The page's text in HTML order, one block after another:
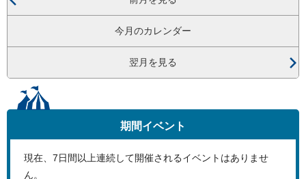
今月のカレンダー
翌月を見る
期間イベント
現在、 7日間以上連続して開催されるイベントはありませ
ん。